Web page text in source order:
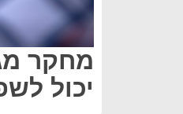
מחקר
יכול